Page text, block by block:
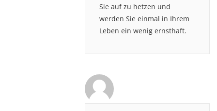
Sie auf zu hetzen und
werden Sie einmal in Ihrem
Leben ein wenig ernsthaft.